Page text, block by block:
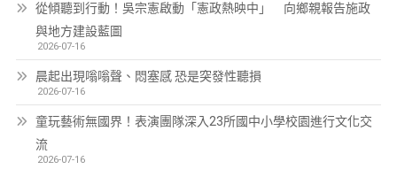
從傾聽到行動！吳宗憲啟動「憲政熱映中」 向鄉親報告施政
與地方建設藍圖
2026-07-16
晨起出現嗡嗡聲、悶塞感 恐是突發性聽損
2026-07-16
童玩藝術無國界！表演團隊深入23所國中小學校園進行文化交
流
2026-07-16